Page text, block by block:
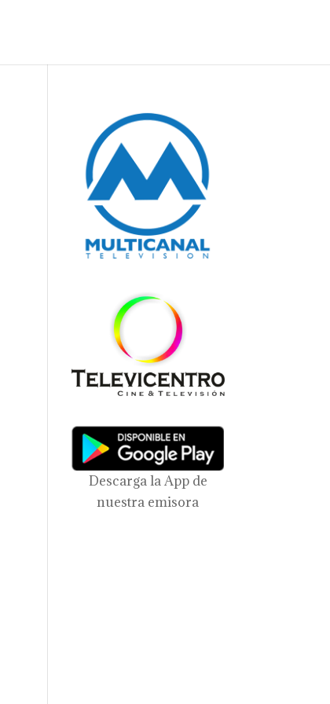
Descarga la App de
nuestra emisora